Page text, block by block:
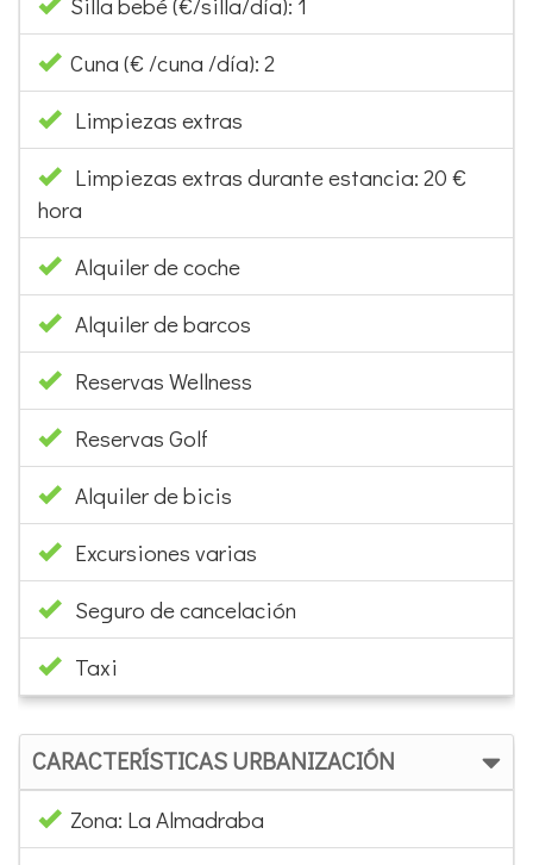
Cuna (€ /cuna /día): 2
Limpiezas extras
Limpiezas extras durante estancia: 20 €
hora
Alquiler de coche
Alquiler de barcos
Reservas Wellness
Reservas Golf
Alquiler de bicis
Excursiones varias
Seguro de cancelación
Taxi
CARACTERÍSTICAS URBANIZACIÓN
Zona: La Almadraba